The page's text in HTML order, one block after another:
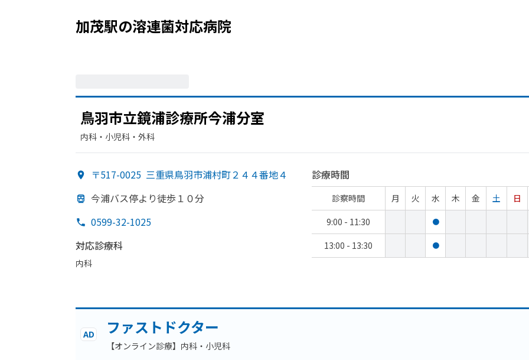
加茂駅の溶連菌対応病院
鳥羽市立鏡浦診療所今浦分室
内科・​小児科・​外科
〒517-0025 三重県鳥羽市浦村町２４４番地４
今浦バス停より徒歩１０分
0599-32-1025
対応診療科
内科
診療時間
診察時間 月 火 水 木 金 土
日
9:00 - 11:30
●
13:00 - 13:30 ●
AD ファストドクター
【オンライン診療】内科・小児科